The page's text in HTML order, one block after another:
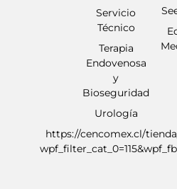
Servicio
Técnico
Terapia
Endovenosa
y
Bioseguridad
Urología
https://cencomex.cl/